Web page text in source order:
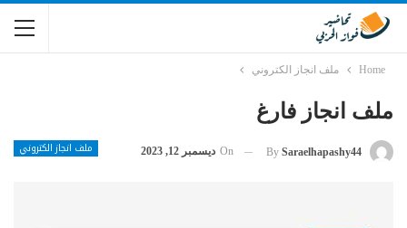
Home ملف انجاز الكتروني
ملف انجاز فارغ
ملف انجاز الكتروني By Saraelhapashy44
On ديسمبر 12, 2023